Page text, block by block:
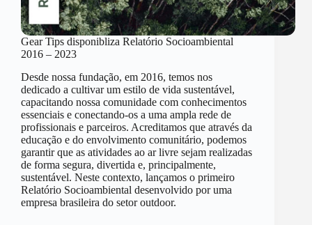
Gear Tips disponibliza Relatório Socioambiental
2016 – 2023
Desde nossa fundação, em 2016, temos nos
dedicado a cultivar um estilo de vida sustentável,
capacitando nossa comunidade com conhecimentos
essenciais e conectando-os a uma ampla rede de
profissionais e parceiros. Acreditamos que através da
educação e do envolvimento comunitário, podemos
garantir que as atividades ao ar livre sejam realizadas
de forma segura, divertida e, principalmente,
sustentável. Neste contexto, lançamos o primeiro
Relatório Socioambiental desenvolvido por uma
empresa brasileira do setor outdoor.